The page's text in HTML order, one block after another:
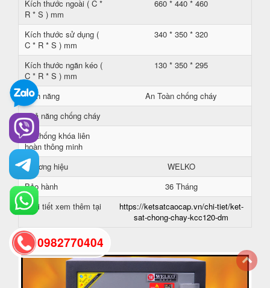
Kích thước ngoài ( C *
R * S ) mm
660 * 440 * 460
Kích thước sử dụng (
C * R * S ) mm
340 * 350 * 320
Kích thước ngăn kéo (
C * R * S ) mm
130 * 350 * 295
Tính năng
An Toàn chống cháy
Khả năng chống cháy
Hệ thống khóa liên
hoàn thông minh
Thương hiệu
WELKO
Bảo hành
36 Tháng
Chi tiết xem thêm tại
https://ketsatcaocap.vn/chi-tiet/ket-
sat-chong-chay-kcc120-dm
0982770404